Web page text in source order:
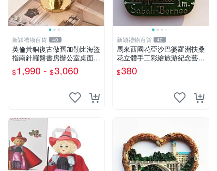
新穎禮物百貨 40
英倫黃銅復古做舊加勒比海盜
指南針羅盤書房辦公室桌面擺
設
$1,990 - $3,060
新穎禮物百貨 40
馬來西國花亞沙巴婆羅洲扶桑
花立體手工彩繪旅游紀念藝術
品冰箱貼
$380